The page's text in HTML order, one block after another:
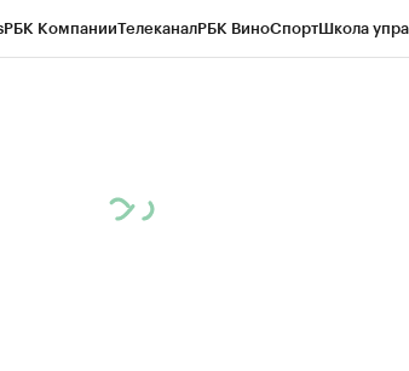
РБК КомпанииТелеканалРБК ВиноСпортШкола